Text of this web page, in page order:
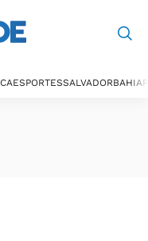
ESPORTESSALVADORBAHIA